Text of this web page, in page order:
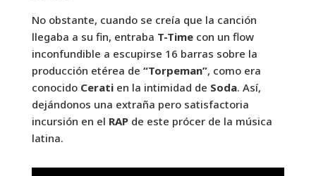
No obstante, cuando se creía que la canción
llegaba a su fin, entraba T-Timecon un flow
inconfundible a escupirse 16 barras sobre la
producción etérea de “Torpeman”, como era
conocido Ceratien la intimidad de Soda. Así,
dejándonos una extraña pero satisfactoria
incursión en el RAPde este prócer de la música
latina.